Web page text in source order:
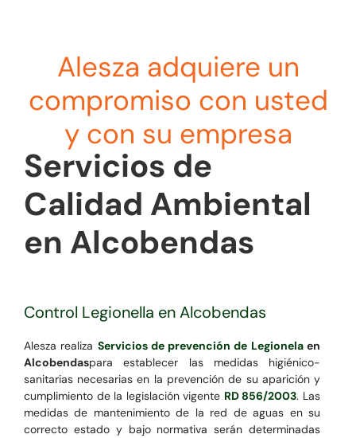
Alesza adquiere un
compromiso con usted
y con su empresa
Servicios de
Calidad Ambiental
en Alcobendas
Control Legionella en Alcobendas
Alesza realiza Servicios de prevención de Legionelaen
Alcobendaspara establecer las medidas higiénico-
sanitarias necesarias en la prevención de su aparición y
cumplimiento de la legislación vigente RD 856/2003. Las
medidas de mantenimiento de la red de aguas en su
correcto estado y bajo normativa serán determinadas